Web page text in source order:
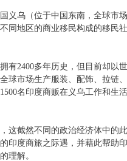
义乌（位于中国东南，全球市
同地区的商业移民构成的移民
有2400多年历史，但目前却以
球市场生产服装、配饰、拉链
名印度商贩在义乌工作和生
这截然不同的政治经济体中的
印度商旅之际遇，并藉此帮助
理解。